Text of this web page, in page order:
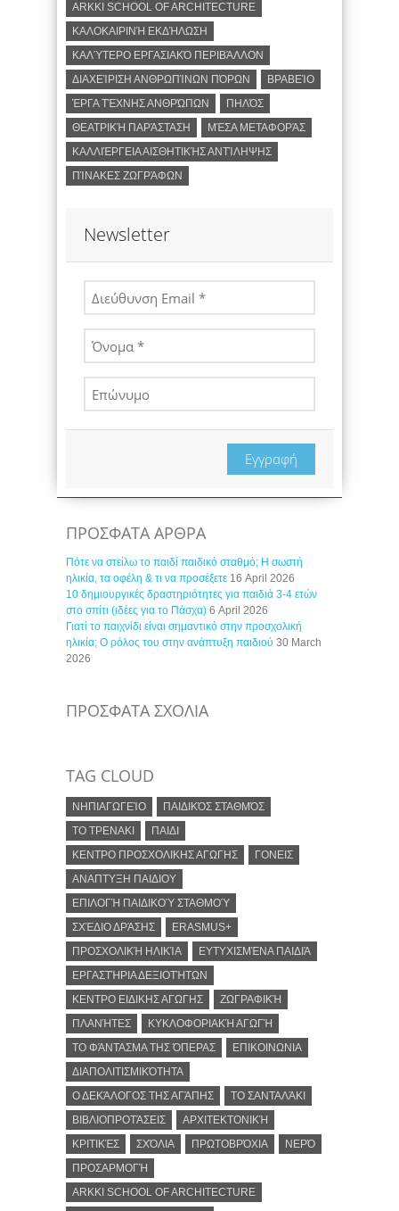
ARKKI SCHOOL OF ARCHITECTURE
ΚΑΛΟΚΑΙΡΙΝΉ ΕΚΔΉΛΩΣΗ
ΚΑΛΎΤΕΡΟ ΕΡΓΑΣΙΑΚΌ ΠΕΡΙΒΆΛΛΟΝ
ΔΙΑΧΕΊΡΙΣΗ ΑΝΘΡΩΠΊΝΩΝ ΠΌΡΩΝ
ΒΡΑΒΕΊΟ
ΈΡΓΑ ΤΈΧΝΗΣ ΑΝΘΡΏΠΩΝ
ΠΗΛΌΣ
ΘΕΑΤΡΙΚΉ ΠΑΡΆΣΤΑΣΗ
ΜΈΣΑ ΜΕΤΑΦΟΡΆΣ
ΚΑΛΛΙΈΡΓΕΙΑ ΑΙΣΘΗΤΙΚΉΣ ΑΝΤΊΛΗΨΗΣ
ΠΊΝΑΚΕΣ ΖΩΓΡΆΦΩΝ
Newsletter
Εγγραφή
ΠΡΟΣΦΑΤΑ ΑΡΘΡΑ
Πότε να στείλω το παιδί παιδικό σταθμό; Η σωστή
ηλικία, τα οφέλη & τι να προσέξετε 16 April 2026
10 δημιουργικές δραστηριότητες για παιδιά 3-4 ετών
στο σπίτι (ιδέες για το Πάσχα) 6 April 2026
Γιατί το παιχνίδι είναι σημαντικό στην προσχολική
ηλικία; Ο ρόλος του στην ανάπτυξη παιδιού 30 March
2026
ΠΡΟΣΦΑΤΑ ΣΧΟΛΙΑ
TAG CLOUD
ΝΗΠΙΑΓΩΓΕΊΟ
ΠΑΙΔΙΚΌΣ ΣΤΑΘΜΌΣ
ΤΟ ΤΡΕΝΑΚΙ
ΠΑΙΔΙ
ΚΕΝΤΡΟ ΠΡΟΣΧΟΛΙΚΗΣ ΑΓΩΓΗΣ
ΓΟΝΕΙΣ
ΑΝΑΠΤΥΞΗ ΠΑΙΔΙΟΥ
ΕΠΙΛΟΓΉ ΠΑΙΔΙΚΟΎ ΣΤΑΘΜΟΎ
ΣΧΈΔΙΟ ΔΡΆΣΗΣ
ERASMUS+
ΠΡΟΣΧΟΛΙΚΉ ΗΛΙΚΊΑ
ΕΥΤΥΧΙΣΜΈΝΑ ΠΑΙΔΙΆ
ΕΡΓΑΣΤΉΡΙΑ ΔΕΞΙΟΤΉΤΩΝ
ΚΕΝΤΡΟ ΕΙΔΙΚΗΣ ΑΓΩΓΗΣ
ΖΩΓΡΑΦΙΚΉ
ΠΛΑΝΉΤΕΣ
ΚΥΚΛΟΦΟΡΙΑΚΉ ΑΓΩΓΉ
ΤΟ ΦΆΝΤΑΣΜΑ ΤΗΣ ΌΠΕΡΑΣ
ΕΠΙΚΟΙΝΩΝΙΑ
ΔΙΑΠΟΛΙΤΙΣΜΙΚΌΤΗΤΑ
Ο ΔΕΚΆΛΟΓΟΣ ΤΗΣ ΑΓΆΠΗΣ
ΤΟ ΣΑΝΤΑΛΆΚΙ
ΒΙΒΛΙΟΠΡΟΤΆΣΕΙΣ
ΑΡΧΙΤΕΚΤΟΝΙΚΉ
ΚΡΙΤΙΚΈΣ
ΣΧΌΛΙΑ ΠΡΩΤΟΒΡΌΧΙΑ
ΝΕΡΌ
ΠΡΟΣΑΡΜΟΓΉ
ARKKI SCHOOL OF ARCHITECTURE